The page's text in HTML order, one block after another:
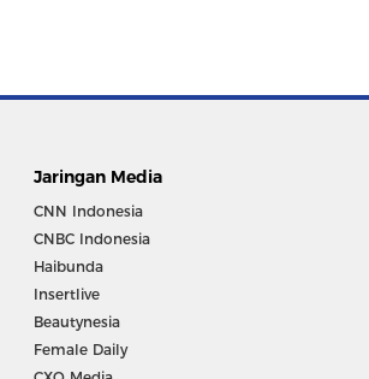
Jaringan Media
CNN Indonesia
CNBC Indonesia
Haibunda
Insertlive
Beautynesia
Female Daily